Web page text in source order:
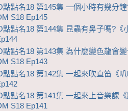
點點名18 第145集 一個小時有幾分
S18 Ep145
點點名18 第144集 昆蟲有鼻子嗎?《
點點名18 第143集 為什麼變色龍會
S18 Ep143
點點名18 第142集 一起來吹直笛《
點點名18 第141集 一起來上音樂課
S18 Ep141